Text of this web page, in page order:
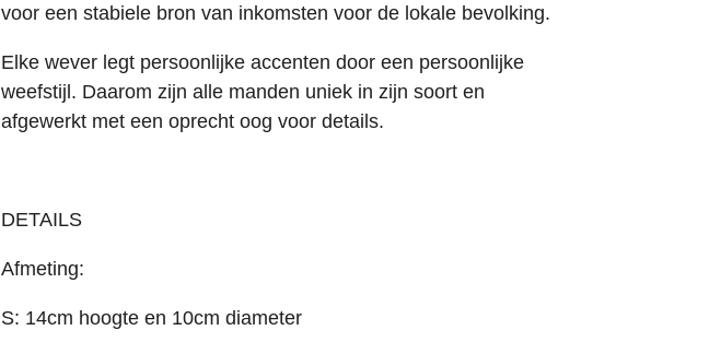
voor een stabiele bron van inkomsten voor de lokale bevolking.
Elke wever legt persoonlijke accenten door een persoonlijke
weefstijl. Daarom zijn alle manden uniek in zijn soort en
afgewerkt met een oprecht oog voor details.
DETAILS
Afmeting:
S: 14cm hoogte en 10cm diameter